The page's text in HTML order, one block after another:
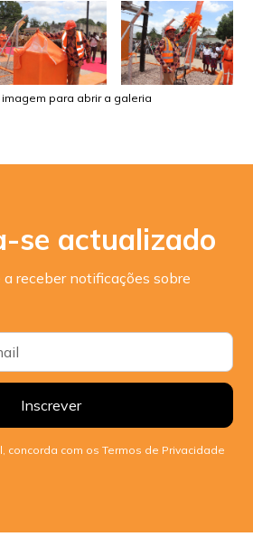
imagem para abrir a galeria
se actualizado
receber notificações sobre
concorda com os Termos de Privacidade